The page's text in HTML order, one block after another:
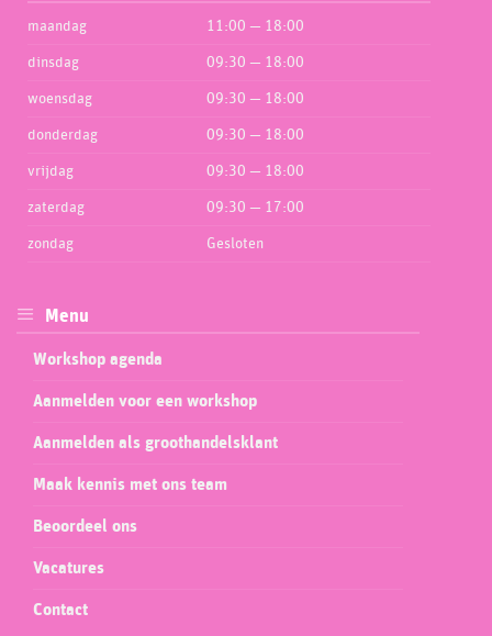
maandag 11:00 — 18:00
dinsdag 09:30 — 18:00
woensdag 09:30 — 18:00
donderdag 09:30 — 18:00
vrijdag 09:30 — 18:00
zaterdag 09:30 — 17:00
zondag Gesloten
Menu
Workshop agenda
Aanmelden voor een workshop
Aanmelden als groothandelsklant
Maak kennis met ons team
Beoordeel ons
Vacatures
Contact